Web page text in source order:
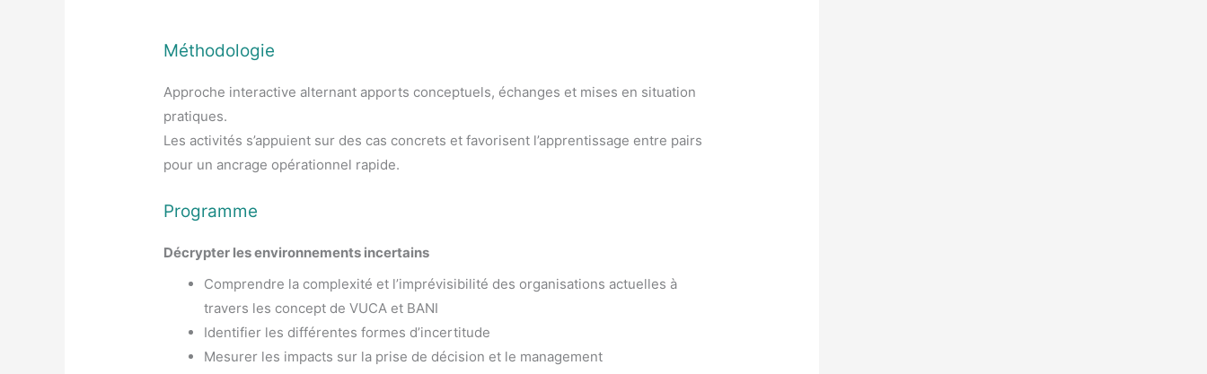
Méthodologie
Approche interactive alternant apports conceptuels, échanges et mises en situation
pratiques.
Les activités s’appuient sur des cas concrets et favorisent l’apprentissage entre pairs
pour un ancrage opérationnel rapide.
Programme
Décrypter les environnements incertains
Comprendre la complexité et l’imprévisibilité des organisations actuelles à
travers les concept de VUCA et BANI
Identifier les différentes formes d’incertitude
Mesurer les impacts sur la prise de décision et le management